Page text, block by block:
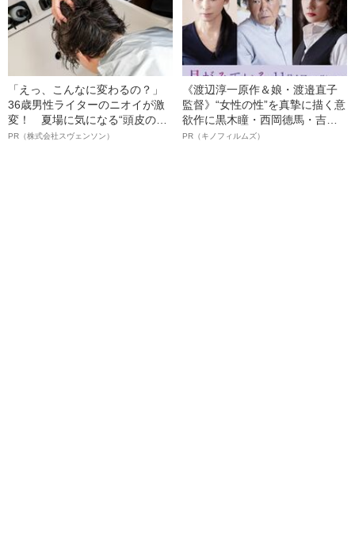
「えっ、こんなに変わるの？」
36歳男性ライターのニオイが激
変！ 夏場に気になる“頭皮のニ
オイ”や“ベタつき”を解消す
PR（株式会社スヴェンソン）
《渡辺淳一原作＆娘・渡邉直子
監督》“女性の性”を真摯に描く意
欲作に黒木瞳・西岡德馬・吉田
羊が出演決定！《映画『月がみ
PR（キノフィルムズ）